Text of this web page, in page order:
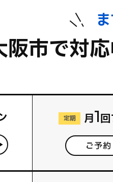
阪市で対
定期 月1
ご予約